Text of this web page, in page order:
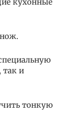
так и
тонкую